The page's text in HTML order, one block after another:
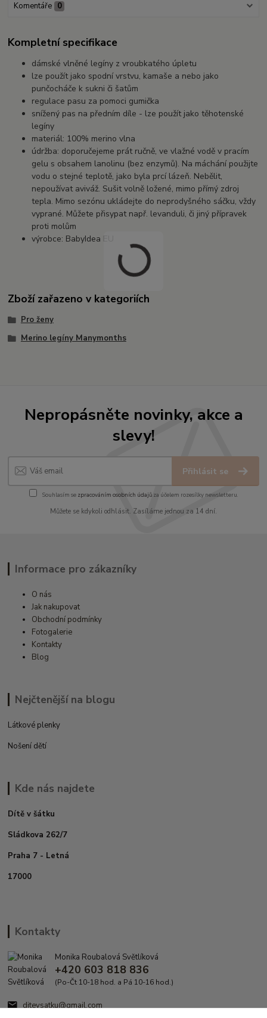
Komentáře 0
Kompletní specifikace
dámské vlněné legíny z vroubkatého úpletu
lze použít jako spodní vrstvu, kamaše a nebo jako
punčocháče k sukni či šatům
regulace pasu za pomoci gumička
snížený pas na předním díle - lze použít jako těhotenské
legíny
materiál: 100% merino vlna
údržba: doporučejeme prát ručně, ve vlažné vodě v pracím
gelu s obsahem lanolinu (bez enzymů). Na máchání použijte
vodu o stejné teplotě, jako byla prcí lázeň. Nebělit,
nepoužívat aviváž. Sušit volně ložené, mimo přímý zdroj
tepla. Mimo sezónu ukládejte do neprodyšného sáčku, vždy
vyprané. Můžete přisypat např. levanduli, či jiný přípravek
proti molům
výrobce: BabyIdea EU
Zboží zařazeno v kategoriích
Pro ženy
Merino legíny Manymonths
Nepropásněte novinky, akce a
slevy!
Přihlásit se
Souhlasím se zpracováním osobních údajůza účelem rozesílky newsletteru.
Můžete se kdykoli odhlásit. Zasíláme jednou za 14 dní.
Informace pro zákazníky
O nás
Jak nakupovat
Obchodní podmínky
Fotogalerie
Kontakty
Blog
Nejčtenější na blogu
Látkové plenky
Nošení dětí
Kde nás najdete
Dítě v šátku
Sládkova 262/7
Praha 7 - Letná
17000
Kontakty
Monika Roubalová Světlíková
+420 603 818 836
(Po-Čt 10-18 hod. a Pá 10-16 hod.)
ditevsatku@gmail.com